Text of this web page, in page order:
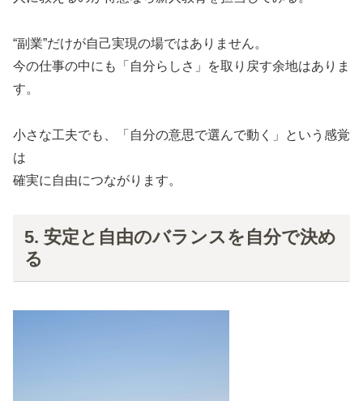
“副業”だけが自己実現の場ではありません。
今の仕事の中にも「自分らしさ」を取り戻す余地はありま
す。
小さな工夫でも、「自分の意思で選んで動く」という感覚
は
確実に自由につながります。
5. 安定と自由のバランスを自分で決め
る